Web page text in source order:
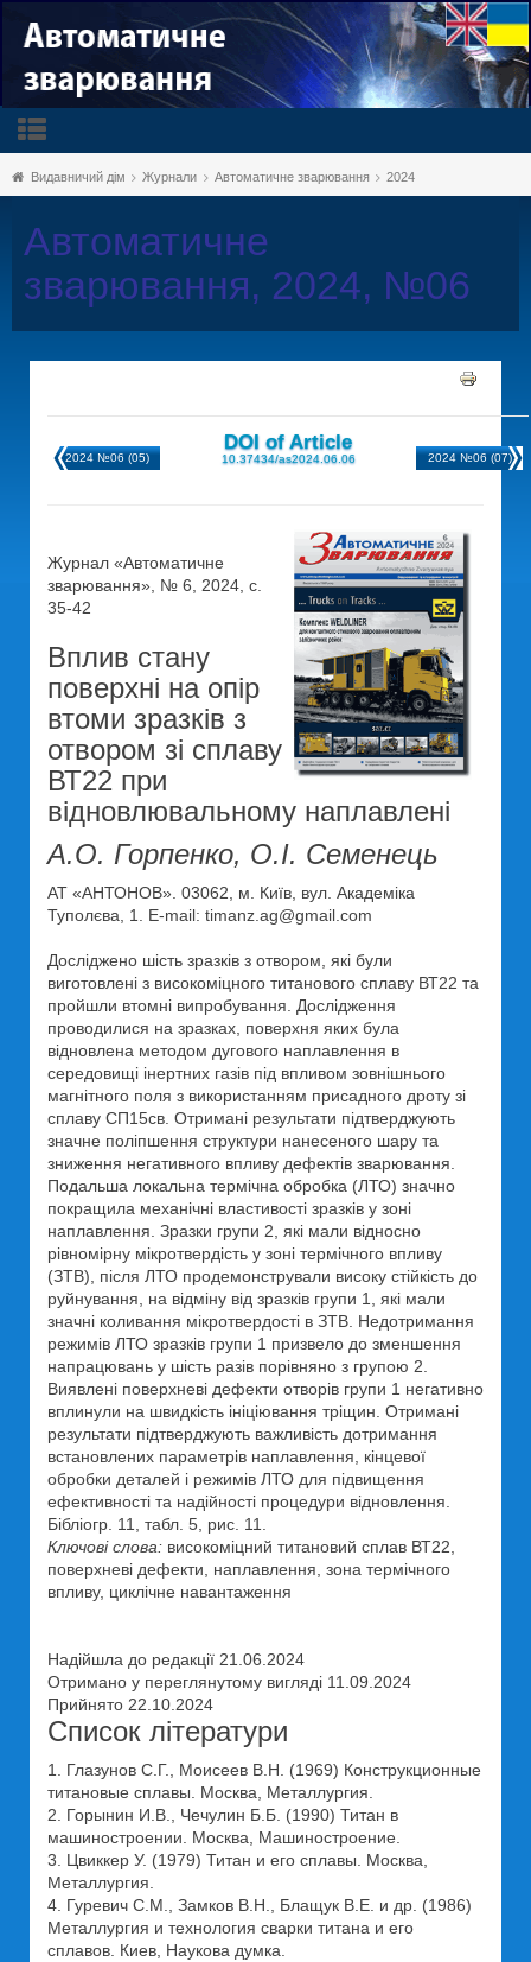
Видавничий дім Журнали Автоматичне зварювання 2024
Автоматичне
зварювання, 2024, №06
2024 №06 (05)
DOI of Article
10.37434/as2024.06.06 2024 №06 (07)
Журнал «Автоматичне
зварювання», № 6, 2024, с.
35-42
Вплив стану
поверхні на опір
втоми зразків з
отвором зі сплаву
ВТ22 при
відновлювальному наплавлені
А.О. Горпенко, О.І. Семенець
АТ «АНТОНОВ». 03062, м. Київ, вул. Академіка
Туполєва, 1. E-mail: timanz.ag@gmail.com
Досліджено шість зразків з отвором, які були
виготовлені з високоміцного титанового сплаву ВТ22 та
пройшли втомні випробування. Дослідження
проводилися на зразках, поверхня яких була
відновлена методом дугового наплавлення в
середовищі інертних газів під впливом зовнішнього
магнітного поля з використанням присадного дроту зі
сплаву СП15св. Отримані результати підтверджують
значне поліпшення структури нанесеного шару та
зниження негативного впливу дефектів зварювання.
Подальша локальна термічна обробка (ЛТО) значно
покращила механічні властивості зразків у зоні
наплавлення. Зразки групи 2, які мали відносно
рівномірну мікротвердість у зоні термічного впливу
(ЗТВ), після ЛТО продемонстрували високу стійкість до
руйнування, на відміну від зразків групи 1, які мали
значні коливання мікротвердості в ЗТВ. Недотримання
режимів ЛТО зразків групи 1 призвело до зменшення
напрацювань у шість разів порівняно з групою 2.
Виявлені поверхневі дефекти отворів групи 1 негативно
вплинули на швидкість ініціювання тріщин. Отримані
результати підтверджують важливість дотримання
встановлених параметрів наплавлення, кінцевої
обробки деталей і режимів ЛТО для підвищення
ефективності та надійності процедури відновлення.
Бібліогр. 11, табл. 5, рис. 11.
Ключові слова: високоміцний титановий сплав ВТ22,
поверхневі дефекти, наплавлення, зона термічного
впливу, циклічне навантаження
Надійшла до редакції 21.06.2024
Отримано у переглянутому вигляді 11.09.2024
Прийнято 22.10.2024
Список літератури
1. Глазунов С.Г., Моисеев В.Н. (1969) Конструкционные
титановые сплавы. Москва, Металлургия.
2. Горынин И.В., Чечулин Б.Б. (1990) Титан в
машиностроении. Москва, Машиностроение.
3. Цвиккер У. (1979) Титан и его сплавы. Москва,
Металлургия.
4. Гуревич С.М., Замков В.Н., Блащук В.Е. и др. (1986)
Металлургия и технология сварки титана и его
сплавов. Киев, Наукова думка.